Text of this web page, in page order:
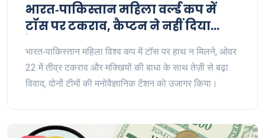
भारत‑पाकिस्तान महिला वर्ल्ड कप में
टॉस पर टकराव, कैप्टन ने नहीं दिया
भारत‑पाकिस्तान महिला विश्व कप में टॉस पर हाथ न मिलने, ओवर
22 में तीव्र टकराव और मक्खियों की बाधा के साथ तेज़ी से बढ़ा
विवाद, दोनों टीमों की मनोवैज्ञानिक टेंशन को उजागर किया।